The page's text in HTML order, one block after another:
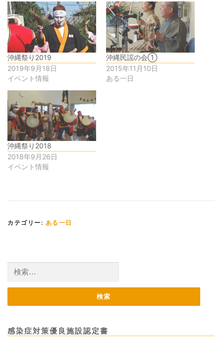
沖縄祭り2019
2019年9月18日
イベント情報
沖縄民謡の会①
2015年11月10日
ある一日
沖縄祭り2018
2018年9月26日
イベント情報
カテゴリー: ある一日
索:
感染症対策優良施設認定書